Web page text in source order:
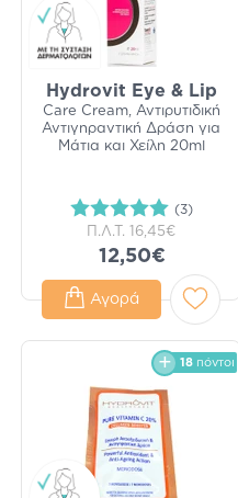
Hydrovit Eye & Lip
Care Cream, Αντιρυτιδική
Αντιγηραντική Δράση για
Μάτια και Χείλη 20ml
(3)
Π.Λ.Τ. 16,45€
12,50€
Αγορά
18 πόντοι